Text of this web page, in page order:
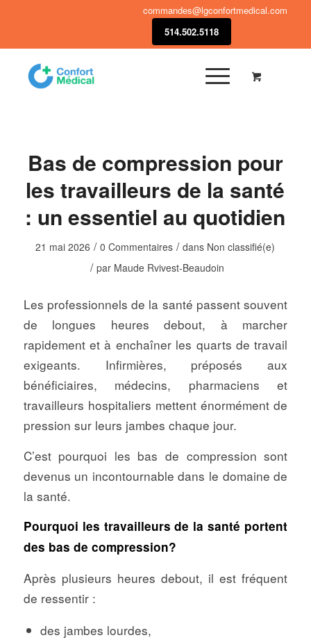
commandes@lgconfortmedical.com
514.502.5118
Bas de compression pour
les travailleurs de la santé
: un essentiel au quotidien
21 mai 2026 / 0 Commentaires / dans Non classifié(e)
/ par Maude Rvivest-Beaudoin
Les professionnels de la santé passent souvent
de longues heures debout, à marcher
rapidement et à enchaîner les quarts de travail
exigeants. Infirmières, préposés aux
bénéficiaires, médecins, pharmaciens et
travailleurs hospitaliers mettent énormément de
pression sur leurs jambes chaque jour.
C’est pourquoi les bas de compression sont
devenus un incontournable dans le domaine de
la santé.
Pourquoi les travailleurs de la santé portent
des bas de compression?
Après plusieurs heures debout, il est fréquent
de ressentir :
des jambes lourdes,